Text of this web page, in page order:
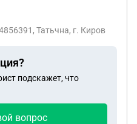
только моя фамилия,
место рождения -
видимо, придётся
Как правильно
не хочу платить
Татьчна, г. Киров
подскажет, что
вопрос